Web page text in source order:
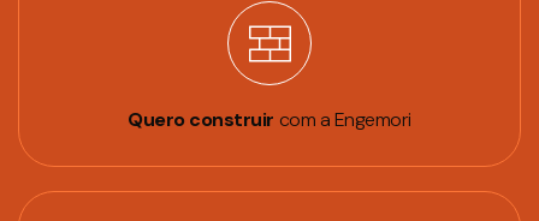
Quero construir com a Engemori